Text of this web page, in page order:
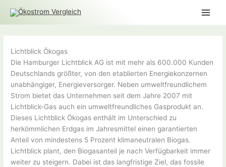
Inhalt
springen
Lichtblick Ökogas
Die Hamburger Lichtblick AG ist mit mehr als 600.000 Kunden
Deutschlands größter, von den etablierten Energiekonzernen
unabhängiger, Energieversorger. Neben umweltfreundlichem
Strom bietet das Unternehmen seit dem Jahre 2007 mit
Lichtblick-Gas auch ein umweltfreundliches Gasprodukt an.
Dieses Lichtblick Ökogas enthält im Unterschied zu
herkömmlichen Erdgas im Jahresmittel einen garantierten
Anteil von mindestens 5 Prozent klimaneutralen Biogas.
Lichtblick plant, den Biogasanteil je nach Verfügbarkeit immer
weiter zu steigern. Dabei ist das langfristige Ziel, das fossile